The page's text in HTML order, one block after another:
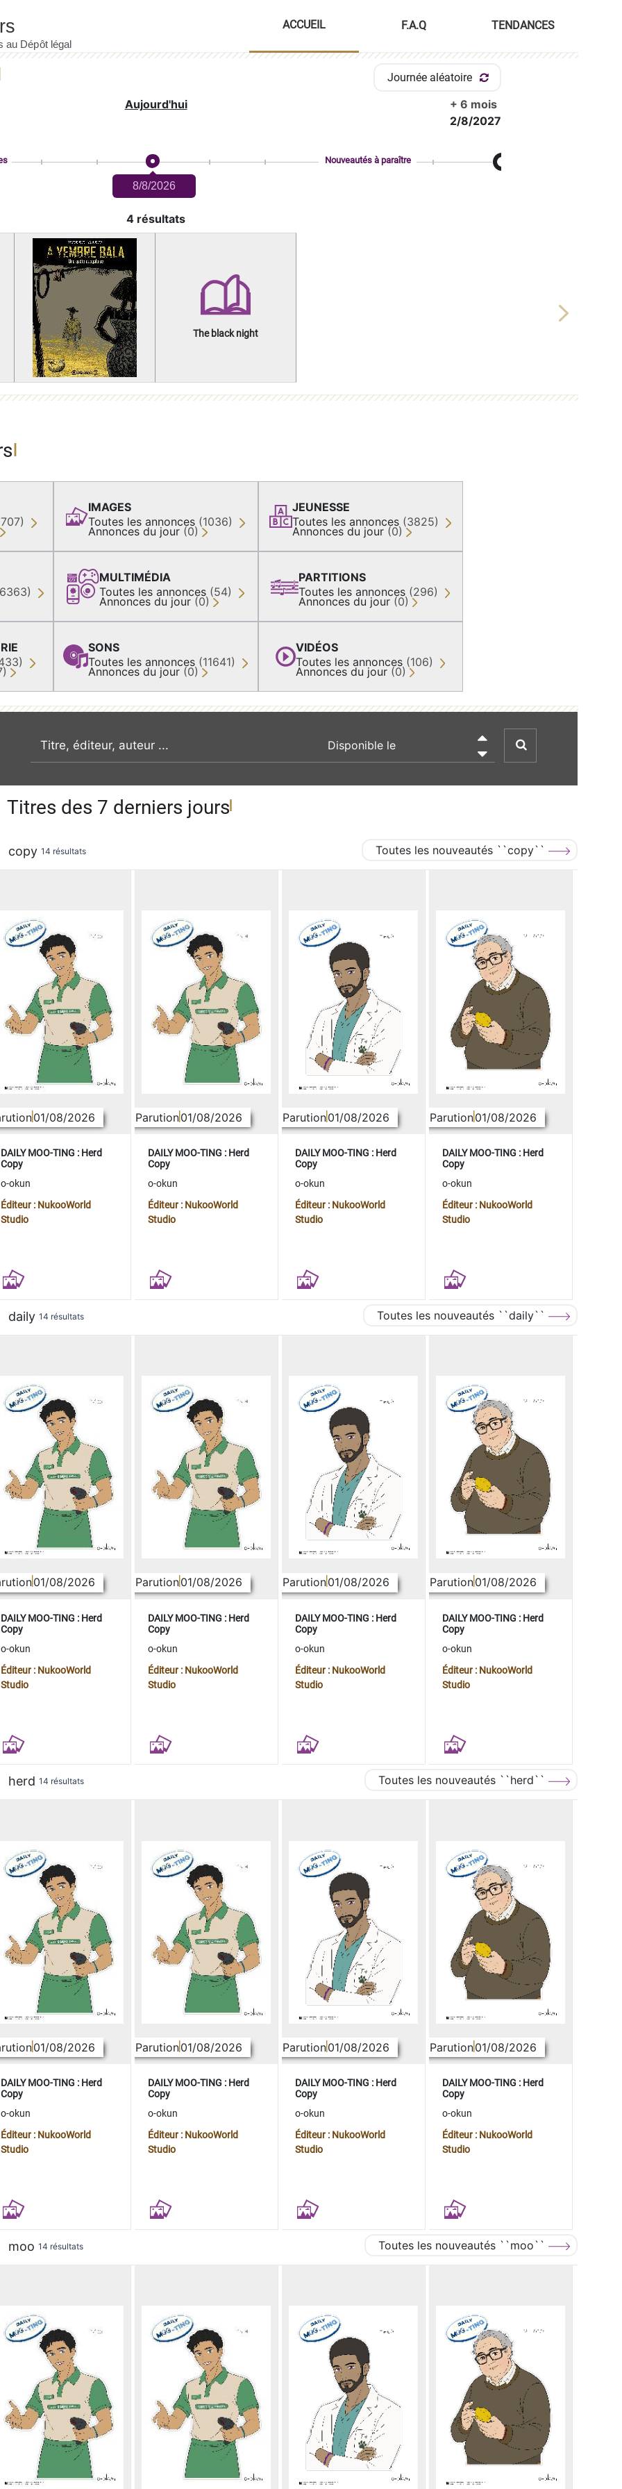
ACCUEIL F.A.Q TENDANCES
Journée aléatoire
Aujourd'hui
+ 6 mois
2/8/2027
8/8/2026
Nouveautés à paraître
4 résultats
The black night
Next
IMAGES
Toutes les annonces (1036)
Annonces du jour (0)
MULTIMÉDIA
Toutes les annonces (54)
Annonces du jour (0)
SONS
Toutes les annonces (11641)
Annonces du jour (0)
JEUNESSE
Toutes les annonces (3825)
Annonces du jour (0)
PARTITIONS
Toutes les annonces (296)
Annonces du jour (0)
VIDÉOS
Toutes les annonces (106)
Annonces du jour (0)
recherche par mot clé

Titres des 7 derniers jours
copy 14 résultats Toutes les nouveautés ``copy``
01/08/2026
DAILY MOO-TING : Herd
Copy
o-okun
Éditeur : NukooWorld
Studio
Parution01/08/2026
DAILY MOO-TING : Herd
Copy
o-okun
Éditeur : NukooWorld
Studio
Parution01/08/2026
DAILY MOO-TING : Herd
Copy
o-okun
Éditeur : NukooWorld
Studio
Parution01/08/2026
DAILY MOO-TING : Herd
Copy
o-okun
Éditeur : NukooWorld
Studio
daily 14 résultats Toutes les nouveautés ``daily``
01/08/2026
DAILY MOO-TING : Herd
Copy
o-okun
Éditeur : NukooWorld
Studio
Parution01/08/2026
DAILY MOO-TING : Herd
Copy
o-okun
Éditeur : NukooWorld
Studio
Parution01/08/2026
DAILY MOO-TING : Herd
Copy
o-okun
Éditeur : NukooWorld
Studio
Parution01/08/2026
DAILY MOO-TING : Herd
Copy
o-okun
Éditeur : NukooWorld
Studio
herd 14 résultats Toutes les nouveautés ``herd``
01/08/2026
DAILY MOO-TING : Herd
Copy
o-okun
Éditeur : NukooWorld
Studio
Parution01/08/2026
DAILY MOO-TING : Herd
Copy
o-okun
Éditeur : NukooWorld
Studio
Parution01/08/2026
DAILY MOO-TING : Herd
Copy
o-okun
Éditeur : NukooWorld
Studio
Parution01/08/2026
DAILY MOO-TING : Herd
Copy
o-okun
Éditeur : NukooWorld
Studio
moo 14 résultats Toutes les nouveautés ``moo``